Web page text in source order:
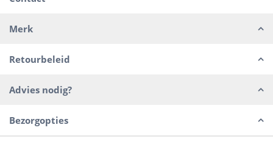
Merk
Retourbeleid
Advies nodig?
Bezorgopties